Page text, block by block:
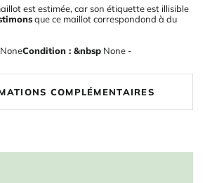
est estimée, car son étiquette est illisible
que ce maillot correspondond à du
NoneCondition : &nbsp None -
COMPLÉMENTAIRES